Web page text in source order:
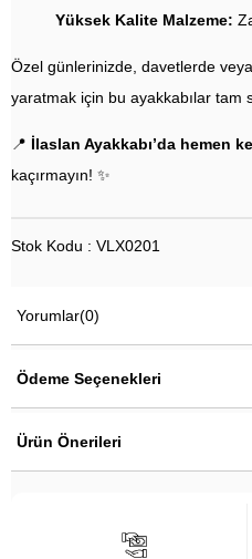
Yüksek Kalite Malzeme:
Özel günlerinizde, davetlerde
yaratmak için bu ayakkabılar tam
📍 İlaslan Ayakkabı’da hemen
kaçırmayın! ✨
Stok Kodu : VLX0201
Yorumlar(0)
Ödeme Seçenekleri
Ürün Önerileri